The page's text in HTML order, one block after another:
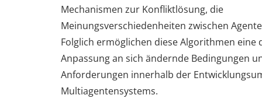
Mechanismen zur Konfliktlösung, die
Meinungsverschiedenheiten zwischen
Folglich ermöglichen diese Algorithmen eine
Anpassung an sich ändernde Bedingungen
Anforderungen innerhalb der
Multiagentensystems.